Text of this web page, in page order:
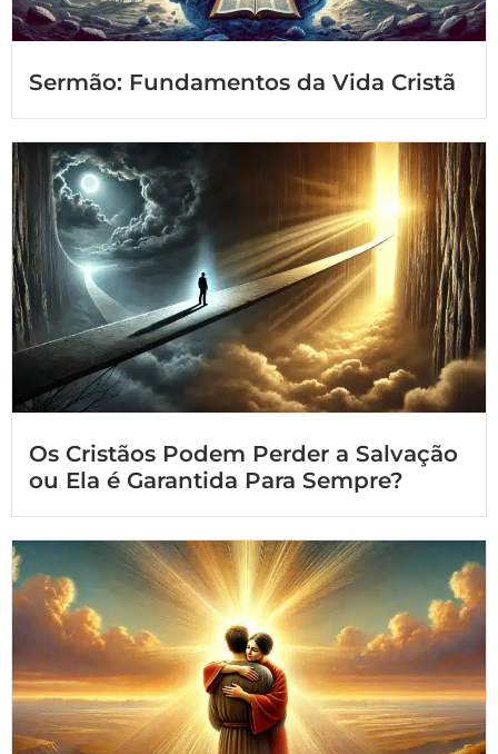
Sermão: Fundamentos da Vida Cristã
Os Cristãos Podem Perder a Salvação
ou Ela é Garantida Para Sempre?